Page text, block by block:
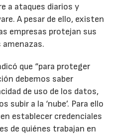
a ataques diarios y
A pesar de ello, existen
empresas protejan sus
que “para proteger
debemos saber
de uso de los datos,
subir a la ‘nube’. Para ello
establecer credenciales
de quiénes trabajan en